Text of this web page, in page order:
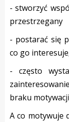
- stworzyć
przestrzegany
- postarać się
co go
- często
braku
A co motywuje